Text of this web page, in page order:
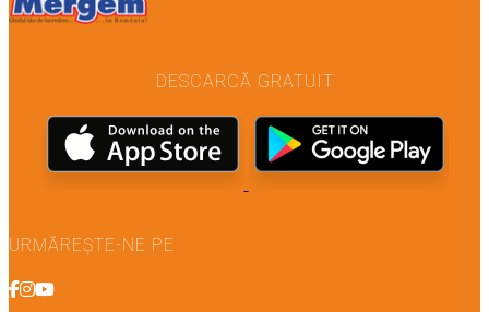
DESCARCĂ GRATUIT
URMĂREȘTE-NE PE